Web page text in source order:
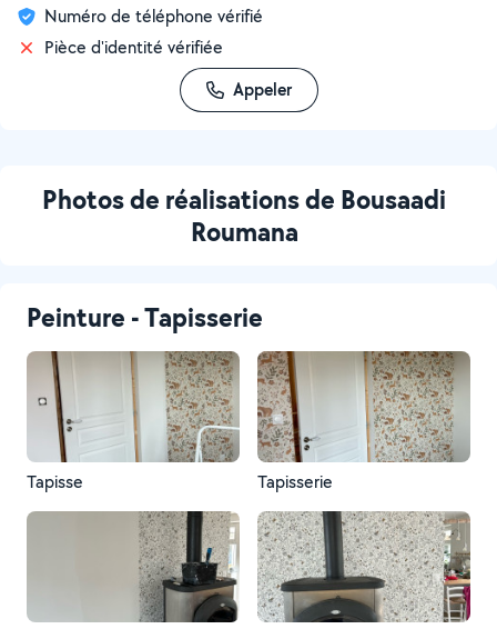
Numéro de téléphone vérifié
Pièce d'identité vérifiée
Appeler
Photos de réalisations de Bousaadi
Roumana
Peinture - Tapisserie
Tapisse Tapisserie